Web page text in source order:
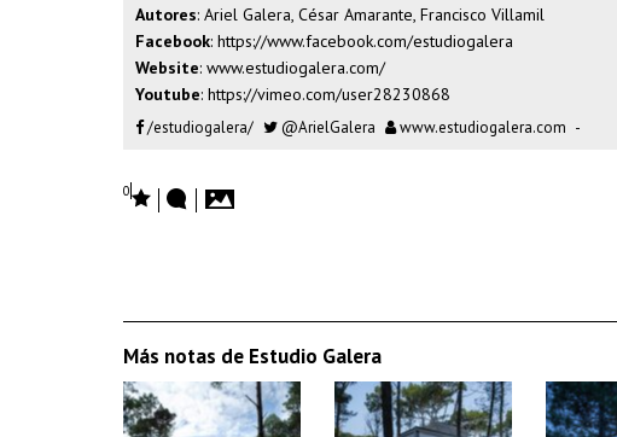
Autores: Ariel Galera, César Amarante, Francisco Villamil
Facebook: https://www.facebook.com/estudiogalera
Website: www.estudiogalera.com/
Youtube: https://vimeo.com/user28230868
/estudiogalera/ @ArielGalera www.estudiogalera.com -
0
Más notas de Estudio Galera